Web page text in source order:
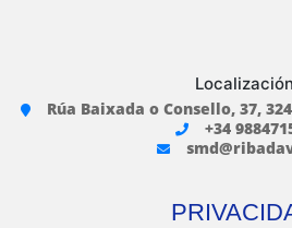
Localización
Rúa Baixada o Consello, 37,
+34